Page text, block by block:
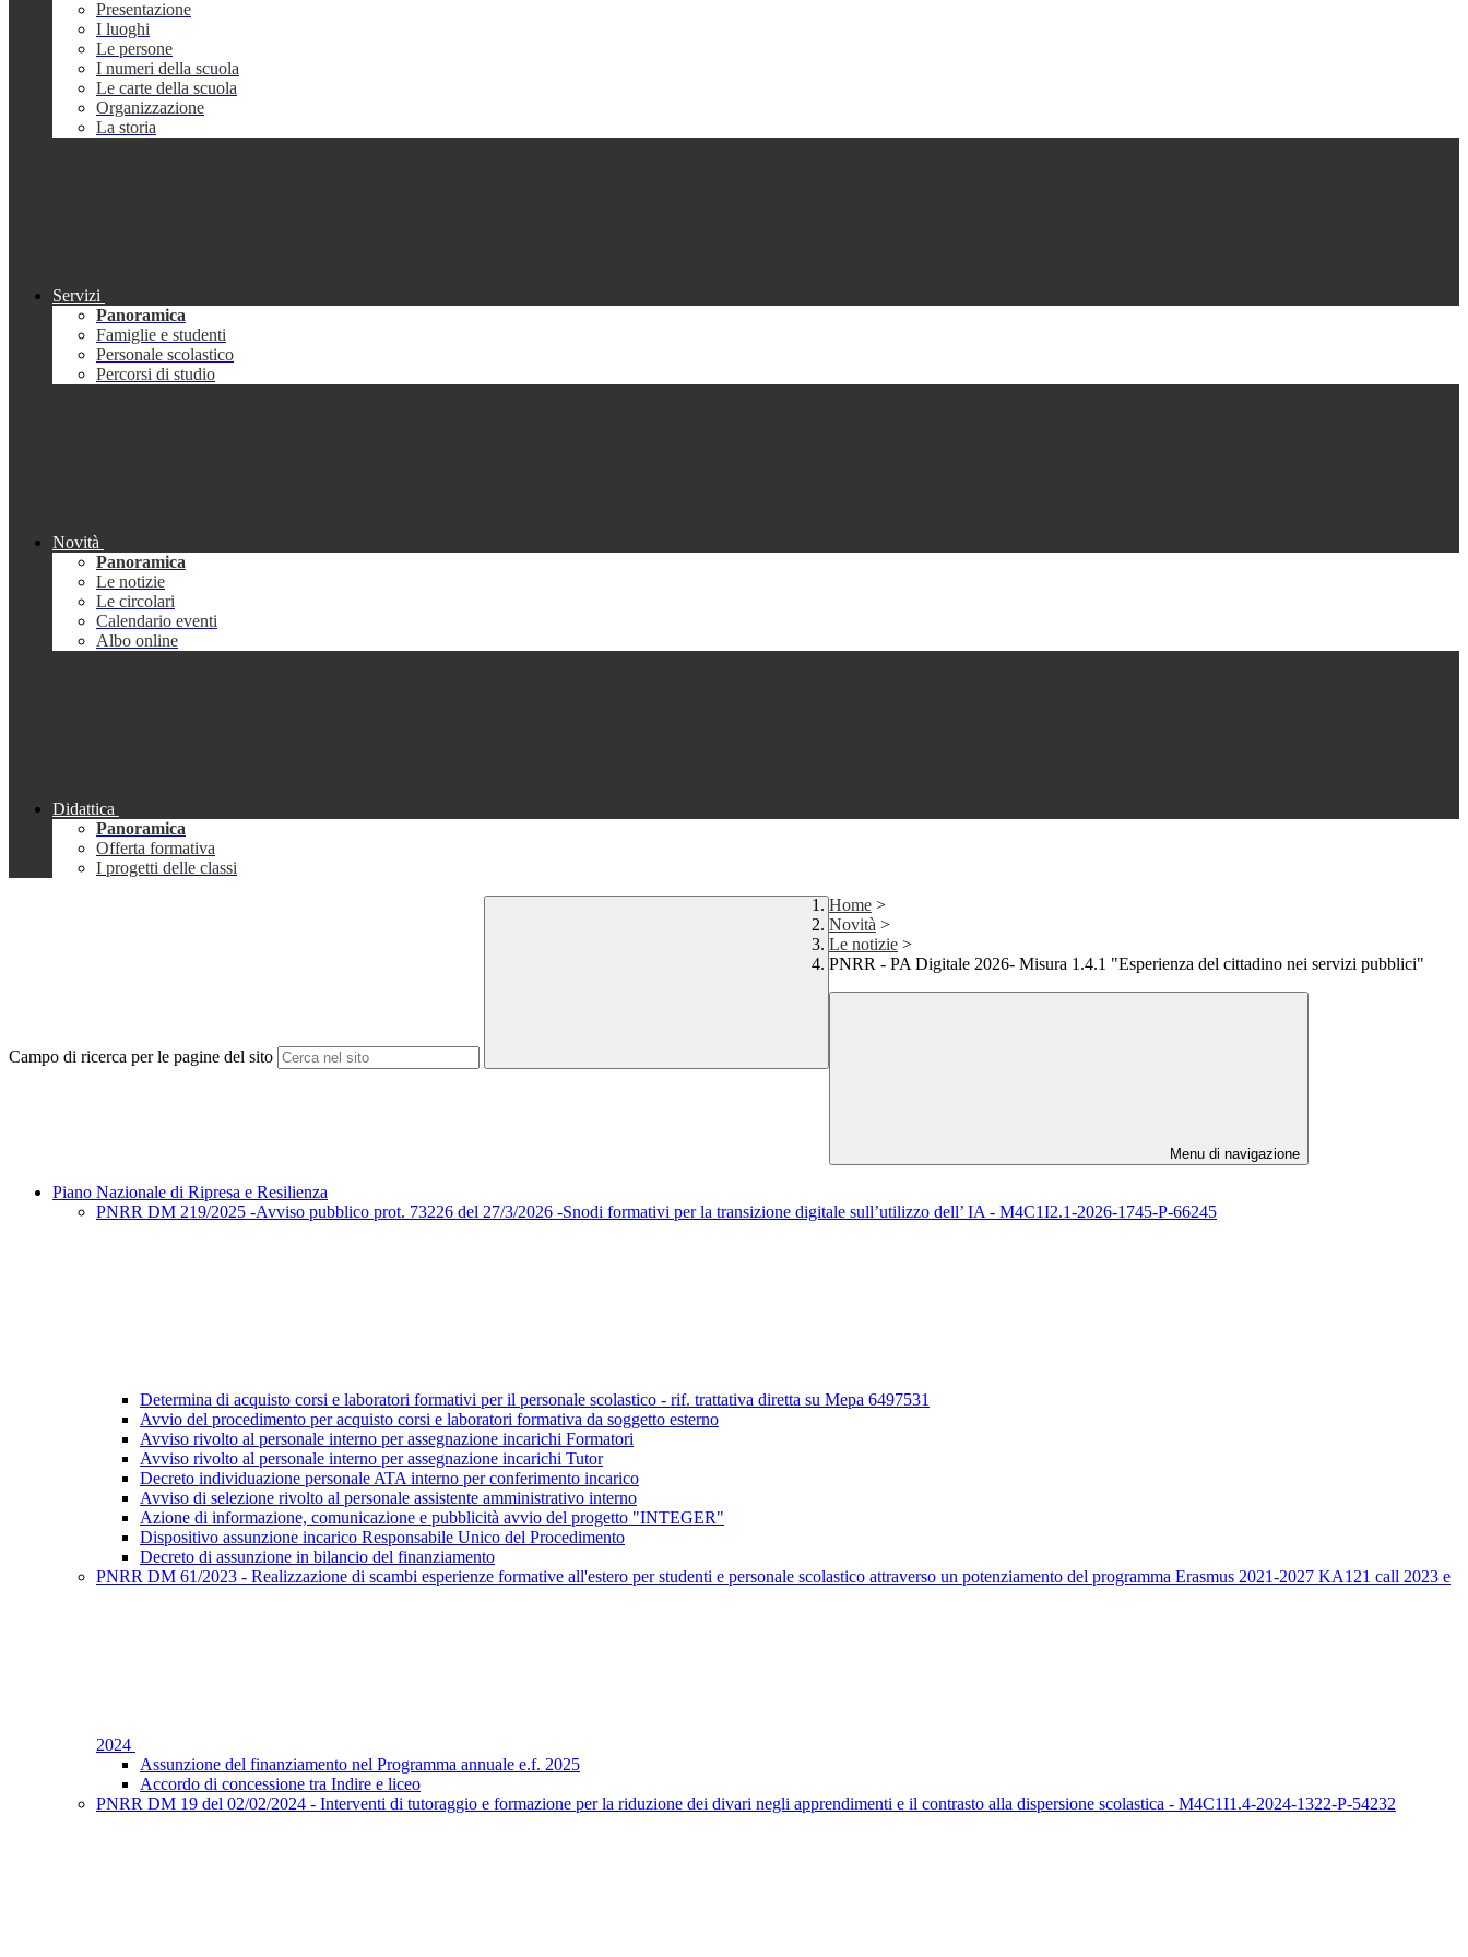
Presentazione
I luoghi
Le persone
I numeri della scuola
Le carte della scuola
Organizzazione
La storia
Servizi
Panoramica
Famiglie e studenti
Personale scolastico
Percorsi di studio
Novità
Panoramica
Le notizie
Le circolari
Calendario eventi
Albo online
Didattica
Panoramica
Offerta formativa
I progetti delle classi
Campo di ricerca per le pagine del sito
Home >
Novità >
Le notizie >
PNRR - PA Digitale 2026- Misura 1.4.1 "Esperienza del cittadino nei servizi pubblici"
Menu di navigazione
Piano Nazionale di Ripresa e Resilienza
PNRR DM 219/2025 -Avviso pubblico prot. 73226 del 27/3/2026 -Snodi formativi per la transizione digitale sull’utilizzo dell’ IA - M4C1I2.1-2026-1745-P-66245
Determina di acquisto corsi e laboratori formativi per il personale scolastico - rif. trattativa diretta su Mepa 6497531
Avvio del procedimento per acquisto corsi e laboratori formativa da soggetto esterno
Avviso rivolto al personale interno per assegnazione incarichi Formatori
Avviso rivolto al personale interno per assegnazione incarichi Tutor
Decreto individuazione personale ATA interno per conferimento incarico
Avviso di selezione rivolto al personale assistente amministrativo interno
Azione di informazione, comunicazione e pubblicità avvio del progetto "INTEGER"
Dispositivo assunzione incarico Responsabile Unico del Procedimento
Decreto di assunzione in bilancio del finanziamento
PNRR DM 61/2023 - Realizzazione di scambi esperienze formative all'estero per studenti e personale scolastico attraverso un potenziamento del programma Erasmus 2021-2027 KA121 call 2023 e
2024
Assunzione del finanziamento nel Programma annuale e.f. 2025
Accordo di concessione tra Indire e liceo
PNRR DM 19 del 02/02/2024 - Interventi di tutoraggio e formazione per la riduzione dei divari negli apprendimenti e il contrasto alla dispersione scolastica - M4C1I1.4-2024-1322-P-54232